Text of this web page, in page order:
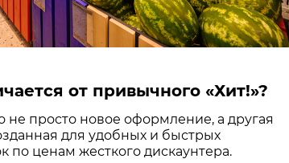
от привычного «Хит!»?
не просто новое оформление, а другая
для удобных и быстрых
по ценам жесткого дискаунтера.